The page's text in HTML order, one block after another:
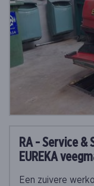
RA - Service
EUREKA
Een zuivere